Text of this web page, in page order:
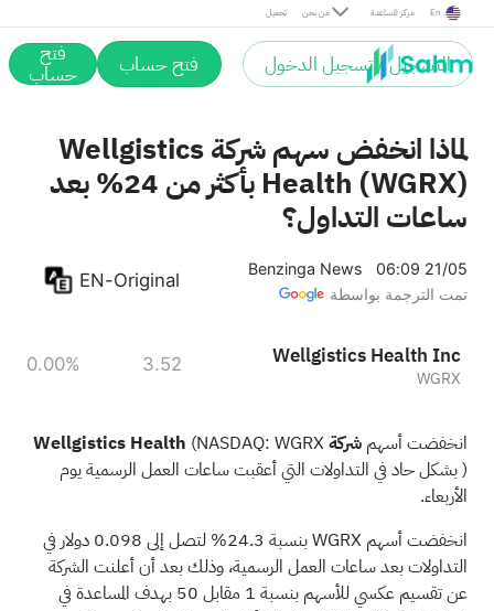
تحميل من نحن مركز المساعدة En
التسجيل / تسجيل الدخول فتح حساب فتح
حساب
لماذا انخفض سهم شركة Wellgistics
Health (WGRX) بأكثر من 24% بعد
ساعات التداول؟
Benzinga News
06:09 21/05
تمت الترجمة بواسطة
EN-Original
Wellgistics Health Inc
WGRX
3.52
0.00%
انخفضت أسهم شركة Wellgistics Health (NASDAQ:WGRX
) بشكل حاد في التداولات التي أعقبت ساعات العمل الرسمية يوم
الأربعاء.
انخفضت أسهم WGRX بنسبة 24.3% لتصل إلى 0.098 دولار في
التداولات بعد ساعات العمل الرسمية، وذلك بعد أن أعلنت الشركة
عن تقسيم عكسي للأسهم بنسبة 1 مقابل 50 بهدف المساعدة في